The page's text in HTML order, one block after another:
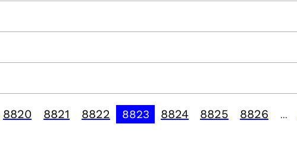
8820 8821 8822 8823 8824 8825 8826